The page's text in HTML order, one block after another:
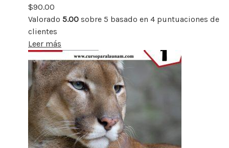
$90.00
Valorado 5.00 sobre 5 basado en 4 puntuaciones de
clientes
Leer más